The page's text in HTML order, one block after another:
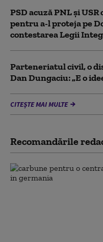
PSD acuză PNL şi
pentru a-l proteja pe
contestarea Legii
Parteneriatul civil, o
Dan Dungaciu: „E o
CITEȘTE MAI MULTE
Recomandările